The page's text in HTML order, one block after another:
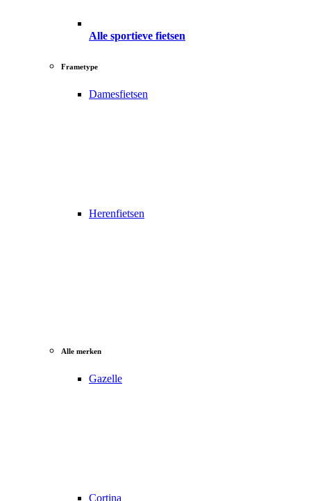
Alle sportieve fietsen
Frametype
Damesfietsen
Herenfietsen
Alle merken
Gazelle
Cortina